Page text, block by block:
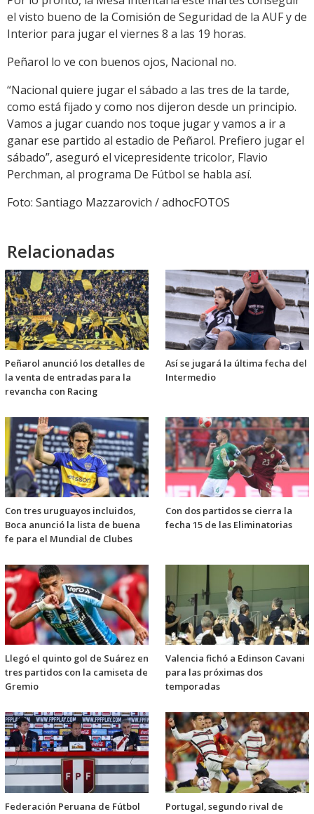
el visto bueno de la Comisión de Seguridad de la AUF y de
Interior para jugar el viernes 8 a las 19 horas.
Peñarol lo ve con buenos ojos, Nacional no.
“Nacional quiere jugar el sábado a las tres de la tarde,
como está fijado y como nos dijeron desde un principio.
Vamos a jugar cuando nos toque jugar y vamos a ir a
ganar ese partido al estadio de Peñarol. Prefiero jugar el
sábado”, aseguró el vicepresidente tricolor, Flavio
Perchman, al programa De Fútbol se habla así.
Foto: Santiago Mazzarovich / adhocFOTOS
Relacionadas
Peñarol anunció los detalles de
la venta de entradas para la
revancha con Racing
Así se jugará la última fecha del
Intermedio
Con tres uruguayos incluidos,
Boca anunció la lista de buena
fe para el Mundial de Clubes
Con dos partidos se cierra la
fecha 15 de las Eliminatorias
Llegó el quinto gol de Suárez en
tres partidos con la camiseta de
Gremio
Valencia fichó a Edinson Cavani
para las próximas dos
temporadas
Federación Peruana de Fútbol
Portugal, segundo rival de